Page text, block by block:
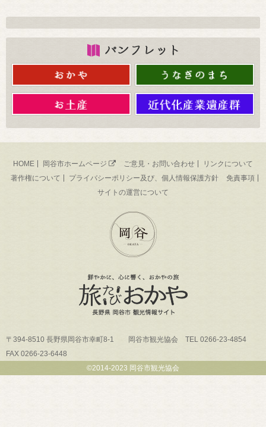
HOME 岡谷市ホームページ ご意見・お問い合わせ
リンクについて
著作権について
プライバシーポリシー及び、個人情報保護方針
免責事項
サイトの運営について
〒394-8510 長野県岡谷市幸町8-1 岡谷市観光協会 TEL 0266-23-4854
FAX 0266-23-6448
©2014-2023 岡谷市観光協会